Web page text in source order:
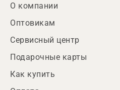
О компании
Оптовикам
Сервисный центр
Подарочные карты
Как купить